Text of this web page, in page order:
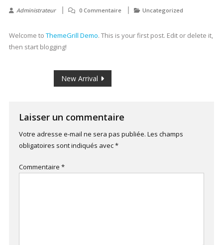
Administrateur 0 Commentaire Uncategorized
Welcome to ThemeGrill Demo. This is your first post. Edit or delete it,
then start blogging!
Navigation
l’article
New Arrival
Laisser un commentaire
Votre adresse e-mail ne sera pas publiée. Les champs
obligatoires sont indiqués avec*
Commentaire *